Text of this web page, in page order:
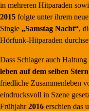
in mehreren Hitparaden
2015 folgte unter ihrem
Single „Samstag Nacht“,
Hörfunk-Hitparaden
Dass Schlager auch
leben auf dem selben
friedliche Zusammenleben
eindrucksvoll in Szene
Frühjahr2016 erschien das